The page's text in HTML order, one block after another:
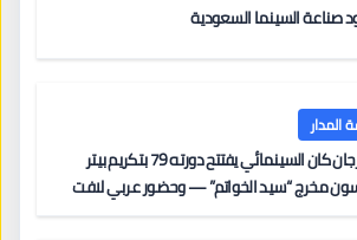
صناعة السينما السعودية
المدار
مهرجان كان السينمائي يفتتح دورته 79 بتكريم بيتر
مخرج “سيد الخواتم” — وحضور عربي لافت